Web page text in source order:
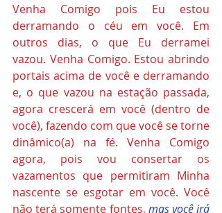
Venha Comigo pois Eu estou
derramando o céu em você. Em
outros dias, o que Eu derramei
vazou. Venha Comigo. Estou abrindo
portais acima de você e derramando
e, o que vazou na estação passada,
agora crescerá em você (dentro de
você), fazendo com que você se torne
dinâmico(a) na fé. Venha Comigo
agora, pois vou consertar os
vazamentos que permitiram Minha
nascente se esgotar em você. Você
não terá somente fontes, mas você irá